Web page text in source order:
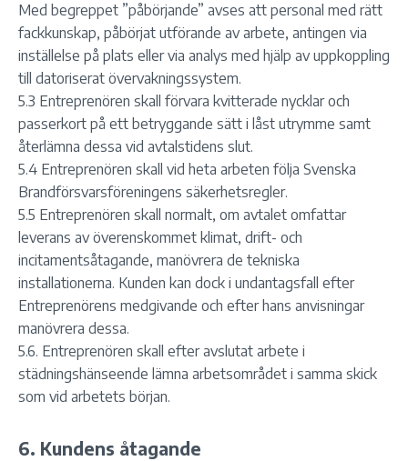
Med begreppet ”påbörjande” avses att personal med rätt
fackkunskap, påbörjat utförande av arbete, antingen via
inställelse på plats eller via analys med hjälp av uppkoppling
till datoriserat övervakningssystem.
5.3 Entreprenören skall förvara kvitterade nycklar och
passerkort på ett betryggande sätt i låst utrymme samt
återlämna dessa vid avtalstidens slut.
5.4 Entreprenören skall vid heta arbeten följa Svenska
Brandförsvarsföreningens säkerhetsregler.
5.5 Entreprenören skall normalt, om avtalet omfattar
leverans av överenskommet klimat, drift- och
incitamentsåtagande, manövrera de tekniska
installationerna. Kunden kan dock i undantagsfall efter
Entreprenörens medgivande och efter hans anvisningar
manövrera dessa.
5.6. Entreprenören skall efter avslutat arbete i
städningshänseende lämna arbetsområdet i samma skick
som vid arbetets början.
6. Kundens åtagande